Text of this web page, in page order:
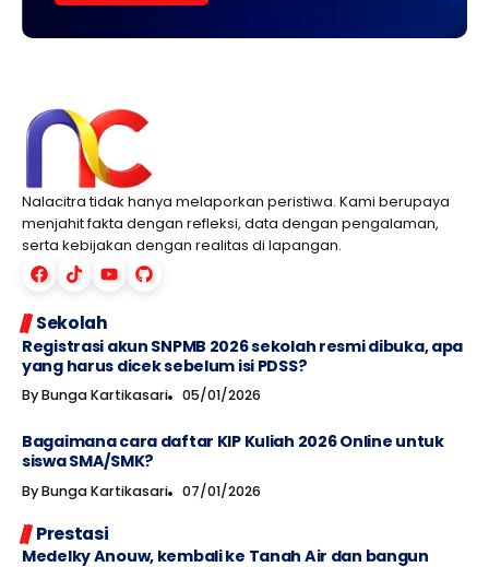
Nalacitra tidak hanya melaporkan peristiwa. Kami berupaya
menjahit fakta dengan refleksi, data dengan pengalaman,
serta kebijakan dengan realitas di lapangan.
Sekolah
Registrasi akun SNPMB 2026 sekolah resmi dibuka, apa
yang harus dicek sebelum isi PDSS?
ByBunga Kartikasari 05/01/2026
Bagaimana cara daftar KIP Kuliah 2026 Online untuk
siswa SMA/SMK?
ByBunga Kartikasari 07/01/2026
Prestasi
Medelky Anouw, kembali ke Tanah Air dan bangun